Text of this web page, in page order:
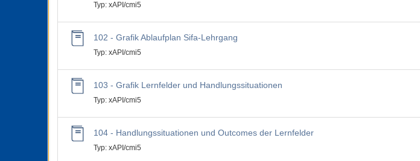
Typ: xAPI/cmi5
102 - Grafik Ablaufplan Sifa-Lehrgang
Typ: xAPI/cmi5
103 - Grafik Lernfelder und Handlungssituationen
Typ: xAPI/cmi5
104 - Handlungssituationen und Outcomes der Lernfelder
Typ: xAPI/cmi5